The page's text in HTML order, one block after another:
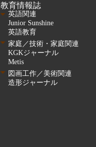
教育情報誌
英語関連
Junior Sunshine
英語教育
家庭／技術・家庭関連
KGKジャーナル
Metis
図画工作／美術関連
造形ジャーナル